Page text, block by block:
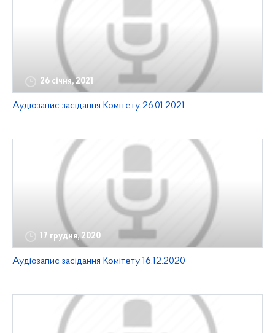
26 січня, 2021
Аудіозапис засідання Комітету 26.01.2021
17 грудня, 2020
Аудіозапис засідання Комітету 16.12.2020